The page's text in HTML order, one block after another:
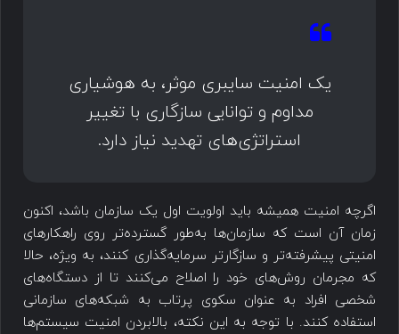
یک امنیت سایبری موثر، به هوشیاری
مداوم و توانایی سازگاری با تغییر
استراتژی‌های تهدید نیاز دارد.
اگرچه امنیت همیشه باید اولویت اول یک سازمان باشد، اکنون
زمان آن است که سازمان‌ها به‌طور گسترده‌تر روی راهکارهای
امنیتی پیشرفته‌تر و سازگارتر سرمایه‌گذاری کنند، به ویژه، حالا
که مجرمان روش‌های خود را اصلاح می‌کنند تا از دستگاه‌های
شخصی افراد به عنوان سکوی پرتاب به شبکه‌های سازمانی
استفاده کنند. با توجه به این نکته، بالابردن امنیت سیستم‌ها